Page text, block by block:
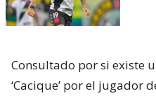
Consultado por si existe
‘Cacique’ por el jugador